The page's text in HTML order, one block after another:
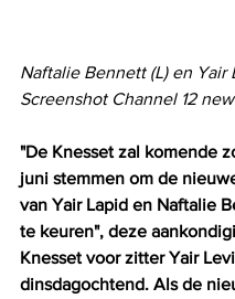
Naftalie Bennett (L) en Yair
Screenshot Channel 12
"De Knesset zal komende
juni stemmen om de
van Yair Lapid en Naftalie
te keuren", deze
Knesset voor zitter Yair
dinsdagochtend. Als de